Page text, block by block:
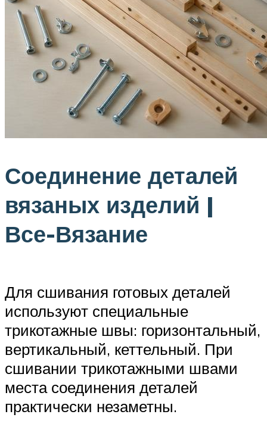
Соединение деталей
вязаных изделий |
Все-Вязание
Для сшивания готовых деталей
используют специальные
трикотажные швы: горизонтальный,
вертикальный, кеттельный. При
сшивании трикотажными швами
места соединения деталей
практически незаметны.